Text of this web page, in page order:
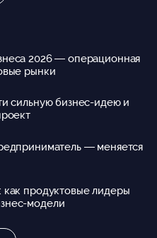
2026 — операционная
рынки
сильную бизнес-идею и
— меняется
как продуктовые лидеры
модели